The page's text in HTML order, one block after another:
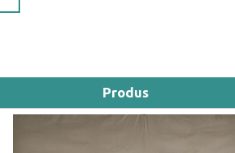
Produs